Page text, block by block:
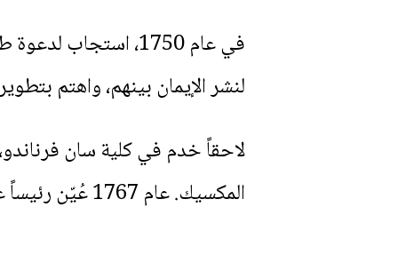
في عام 1750،
لنشر الإيمان بينهم، واهتم
لاحقاً خدم في كلية سان
المكسيك. عام 1767 عُيّن رئيساً على الإرساليات السابقة التابعة للآباء اليسوعيين في باخا كاليفورنيا.